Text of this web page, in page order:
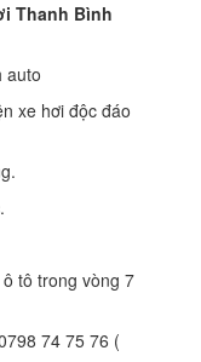
Thanh Bình
auto
xe hơi độc đáo
tô trong vòng 7
74 75 76 (